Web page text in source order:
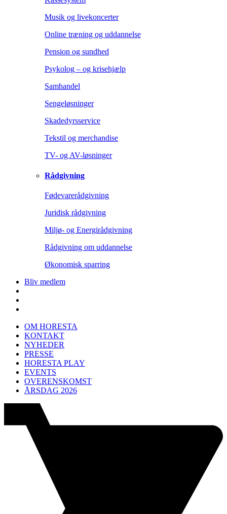
Musik og livekoncerter
Online træning og uddannelse
Pension og sundhed
Psykolog – og krisehjælp
Samhandel
Sengeløsninger
Skadedyrsservice
Tekstil og merchandise
TV- og AV-løsninger
Rådgivning
Fødevarerådgivning
Juridisk rådgivning
Miljø- og Energirådgivning
Rådgivning om uddannelse
Økonomisk sparring
Bliv medlem
OM HORESTA
KONTAKT
NYHEDER
PRESSE
HORESTA PLAY
EVENTS
OVERENSKOMST
ÅRSDAG 2026